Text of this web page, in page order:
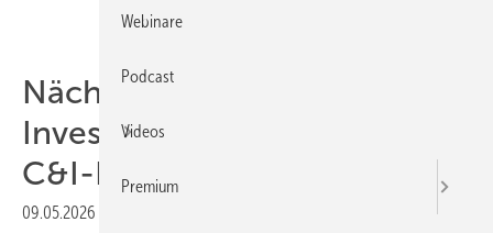
Nächster Newsletter für
Investoren: Mehr Kapital für
C&I-Projekte
09.05.2026
Webinare
Podcast
Videos
Premium